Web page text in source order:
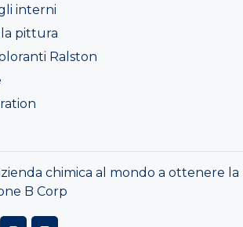
interni
pittura
Ralston
chimica al mondo a ottenere la
B Corp